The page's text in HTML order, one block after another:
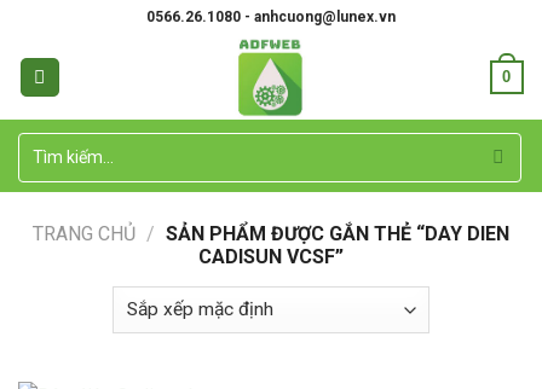
content
0566.26.1080 - anhcuong@lunex.vn
0
Tìm
TRANG CHỦ / SẢN PHẨM ĐƯỢC GẮN THẺ “DAY DIEN
CADISUN VCSF”